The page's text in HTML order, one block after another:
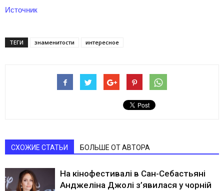
Источник
ТЕГИ знаменитости интересное
СХОЖИЕ СТАТЬИ БОЛЬШЕ ОТ АВТОРА
На кінофестивалі в Сан-Себастьяні
Анджеліна Джолі з’явилася у чорній